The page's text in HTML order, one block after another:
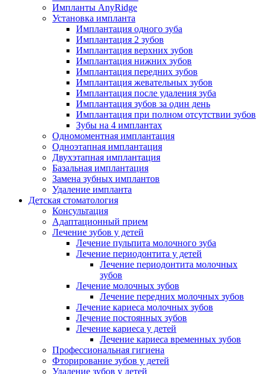
Импланты AnyRidge
Установка импланта
Имплантация одного зуба
Имплантация 2 зубов
Имплантация верхних зубов
Имплантация нижних зубов
Имплантация передних зубов
Имплантация жевательных зубов
Имплантация после удаления зуба
Имплантация зубов за один день
Имплантация при полном отсутствии зубов
Зубы на 4 имплантах
Одномоментная имплантация
Одноэтапная имплантация
Двухэтапная имплантация
Базальная имплантация
Замена зубных имплантов
Удаление импланта
Детская стоматология
Консультация
Адаптационный прием
Лечение зубов у детей
Лечение пульпита молочного зуба
Лечение периодонтита у детей
Лечение периодонтита молочных
зубов
Лечение молочных зубов
Лечение передних молочных зубов
Лечение кариеса молочных зубов
Лечение постоянных зубов
Лечение кариеса у детей
Лечение кариеса временных зубов
Профессиональная гигиена
Фторирование зубов у детей
Удаление зубов у детей